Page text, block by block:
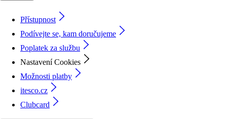
Přístupnost
Podívejte se, kam doručujeme
Poplatek za službu
Nastavení Cookies
Možnosti platby
itesco.cz
Clubcard